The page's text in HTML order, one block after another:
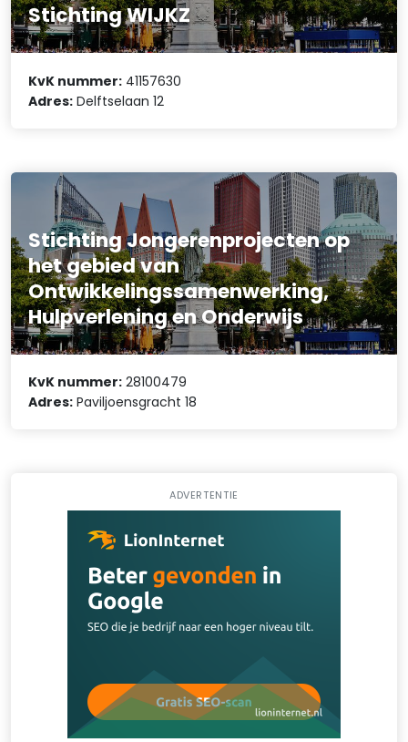
Stichting WIJKZ
KvK nummer: 41157630
Adres: Delftselaan 12
Stichting Jongerenprojecten op
het gebied van
Ontwikkelingssamenwerking,
Hulpverlening en Onderwijs
KvK nummer: 28100479
Adres: Paviljoensgracht 18
ADVERTENTIE